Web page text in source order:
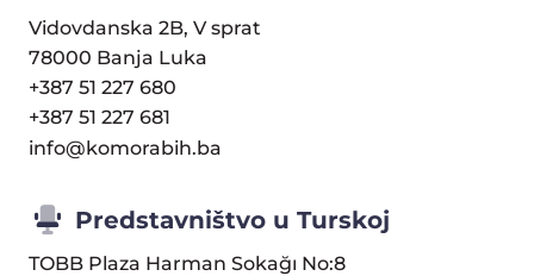
Vidovdanska 2B, V sprat
78000 Banja Luka
+387 51 227 680
+387 51 227 681
info@komorabih.ba
Predstavništvo u Turskoj
TOBB Plaza Harman Sokağı No:8